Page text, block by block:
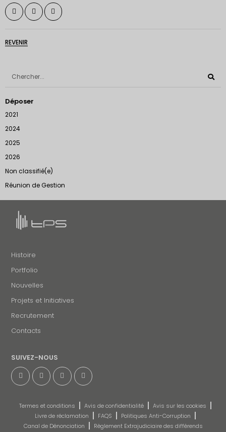
REVENIR
Déposer
2021
2024
2025
2026
Non classifié(e)
Réunion de Gestion
Histoire
Portfolio
Nouvelles
Projets et Initiatives
Recrutement
Contacts
SUIVEZ-NOUS
Termes et conditions Avis de confidentialité
Avis sur les cookies
Livre de réclamation
FAQS
Politiques Anti-Corruption
Canal de Dénonciation
Règlement Extrajudiciaire des différends